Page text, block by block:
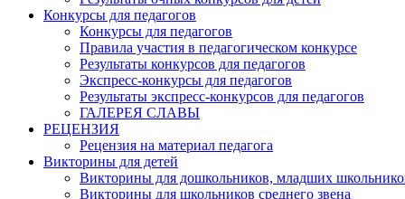
Конкурсы для педагогов
Конкурсы для педагогов
Правила участия в педагогическом конкурсе
Результаты конкурсов для педагогов
Экспресс-конкурсы для педагогов
Результаты экспресс-конкурсов для педагогов
ГАЛЕРЕЯ СЛАВЫ
РЕЦЕНЗИЯ
Рецензия на материал педагога
Викторины для детей
Викторины для дошкольников, младших
Викторины для школьников среднего звена